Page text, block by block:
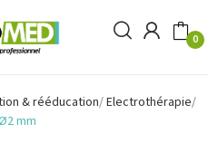
0
& rééducation Electrothérapie
mm